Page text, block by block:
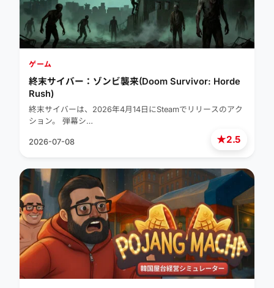
★2.5
ゲーム
終末サイバー：ゾンビ襲来(Doom Survivor: Horde
Rush)
終末サイバーは、2026年4月14日にSteamでリリースのアク
ション。 弾幕シ…
2026-07-08